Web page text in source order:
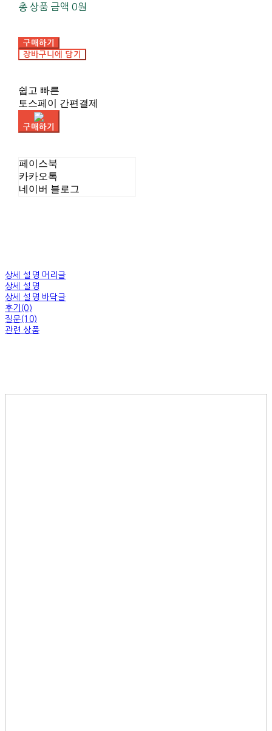
총 상품 금액 0원
구매하기
장바구니에 담기
쉽고 빠른
토스페이 간편결제
구매하기
페이스북
카카오톡
네이버 블로그
상세 설명 머리글
상세 설명
상세 설명 바닥글
후기(0)
질문(10)
관련 상품